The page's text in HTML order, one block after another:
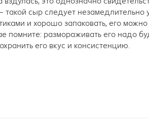
сыр следует незамедлительно
и хорошо запаковать, его
помните: размораживать его надо
его вкус и консистенцию.